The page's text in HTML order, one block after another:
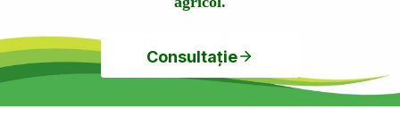
Consultație